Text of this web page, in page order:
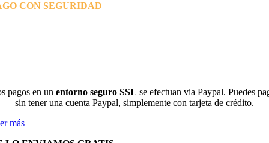
CON SEGURIDAD
pagos en un entorno seguro SSL se efectuan via Paypal. Puedes
sin tener una cuenta Paypal, simplemente con tarjeta de crédito.
más